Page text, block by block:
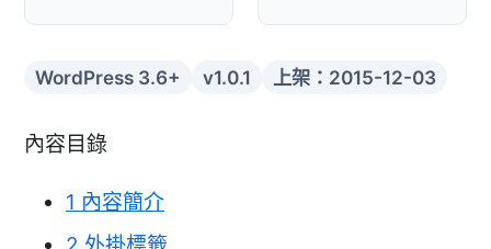
WordPress 3.6+ v1.0.1 上架：2015-12-03
內容目錄
1 內容簡介